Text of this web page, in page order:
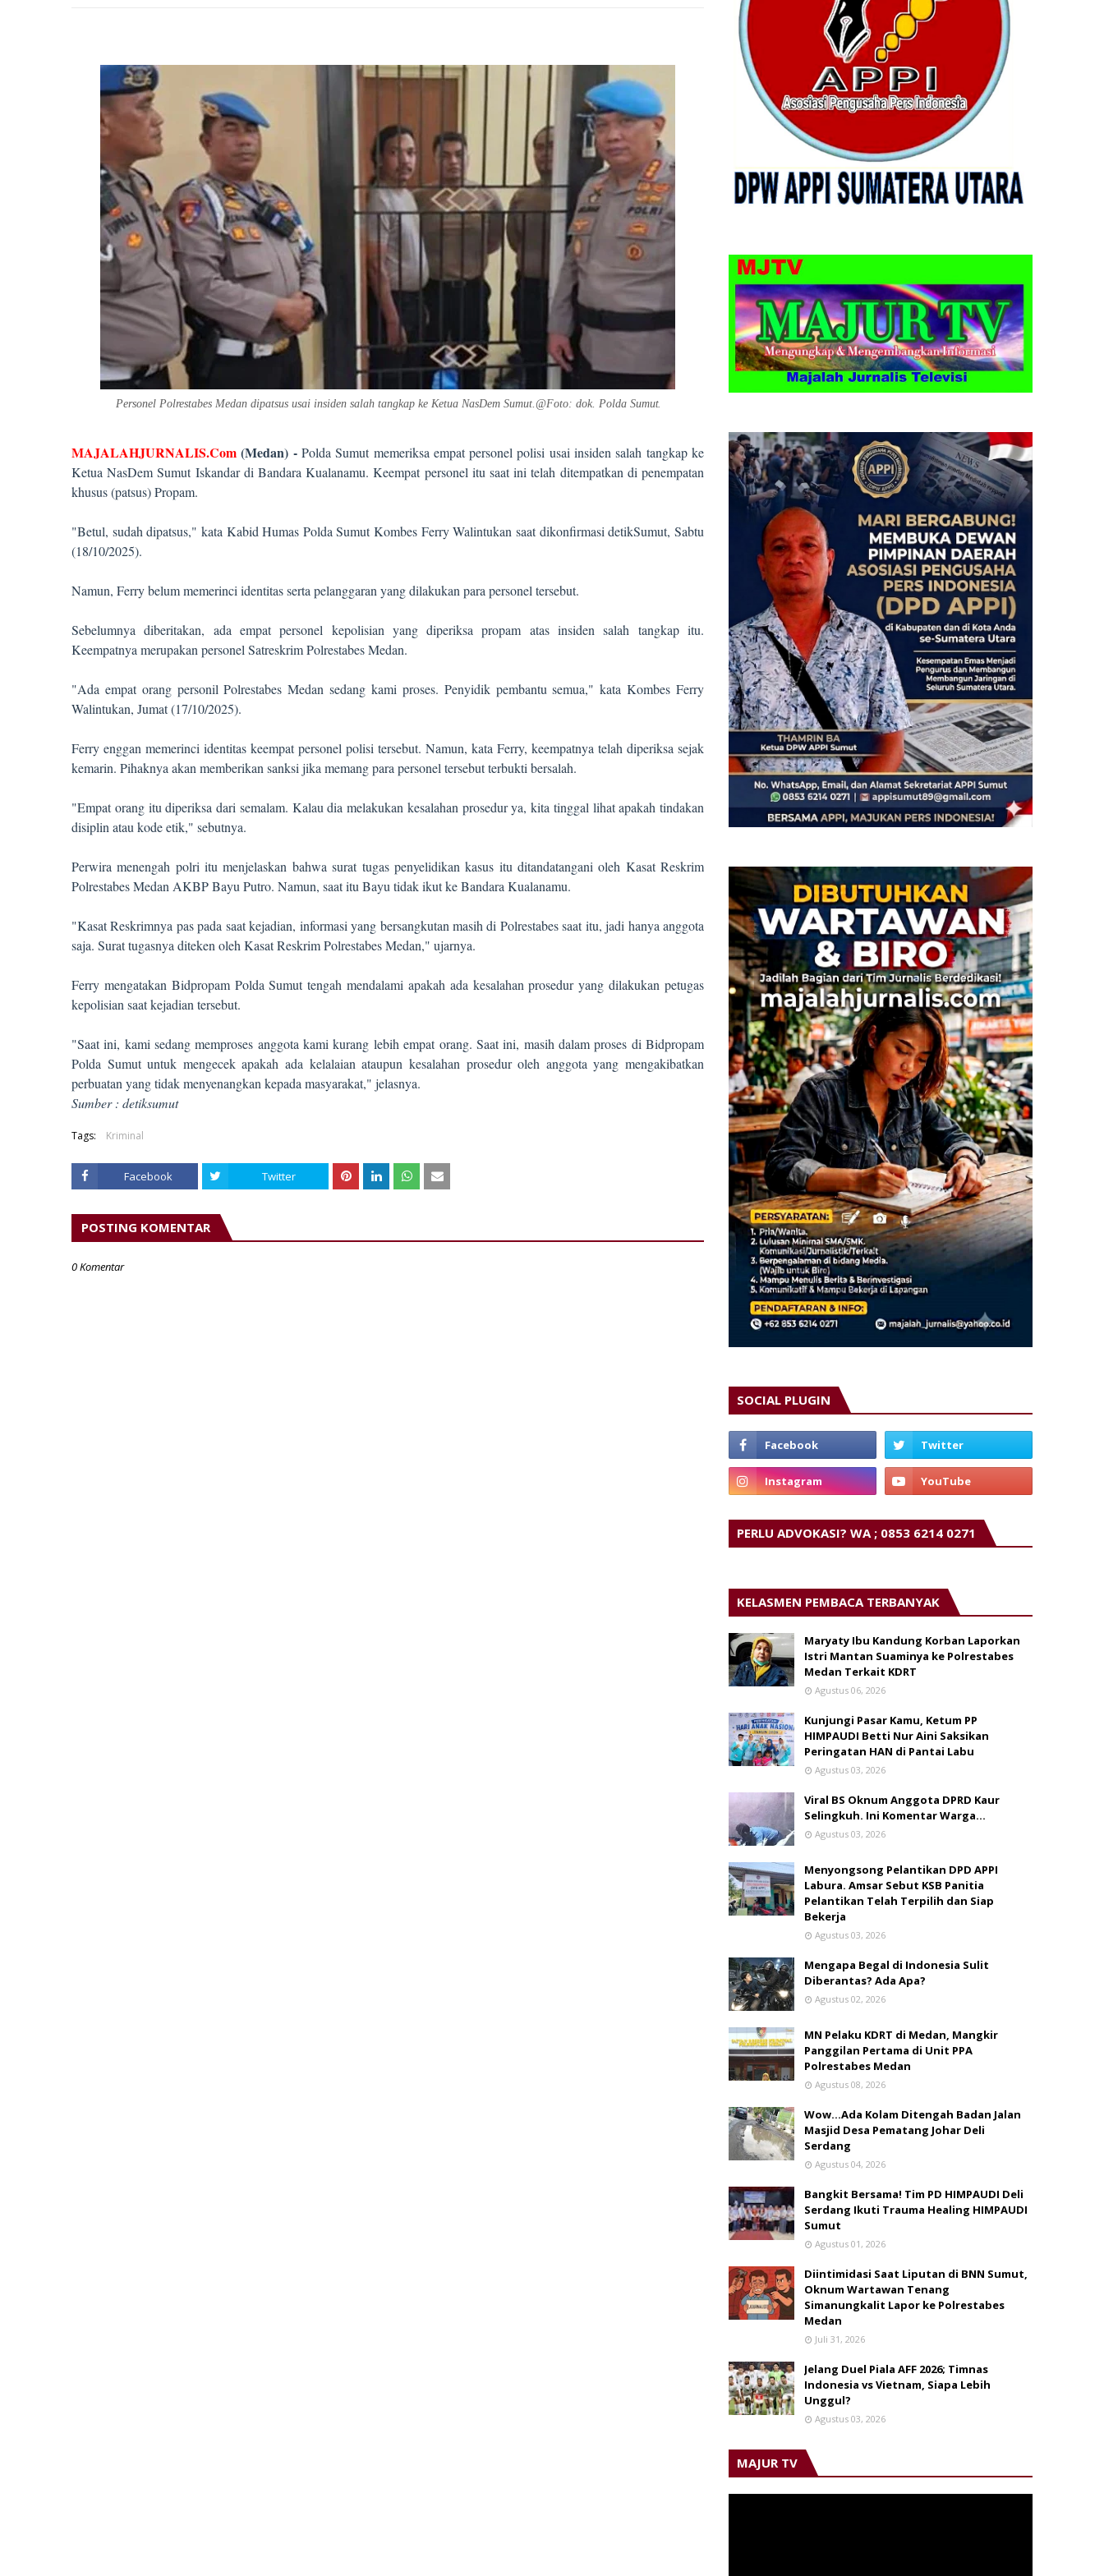
Personel Polrestabes Medan dipatsus usai insiden salah tangkap ke Ketua NasDem Sumut.@Foto: dok. Polda Sumut.
MAJALAHJURNALIS.Com(Medan) -Polda Sumut memeriksa empat personel polisi usai insiden salah tangkap ke
Ketua NasDem Sumut Iskandar di Bandara Kualanamu. Keempat personel itu saat ini telah ditempatkan di penempatan
khusus (patsus) Propam.
"Betul, sudah dipatsus," kata Kabid Humas Polda Sumut Kombes Ferry Walintukan saat dikonfirmasi detikSumut, Sabtu
(18/10/2025).
Namun, Ferry belum memerinci identitas serta pelanggaran yang dilakukan para personel tersebut.
Sebelumnya diberitakan, ada empat personel kepolisian yang diperiksa propam atas insiden salah tangkap itu.
Keempatnya merupakan personel Satreskrim Polrestabes Medan.
"Ada empat orang personil Polrestabes Medan sedang kami proses. Penyidik pembantu semua," kata Kombes Ferry
Walintukan, Jumat (17/10/2025).
Ferry enggan memerinci identitas keempat personel polisi tersebut. Namun, kata Ferry, keempatnya telah diperiksa sejak
kemarin. Pihaknya akan memberikan sanksi jika memang para personel tersebut terbukti bersalah.
"Empat orang itu diperiksa dari semalam. Kalau dia melakukan kesalahan prosedur ya, kita tinggal lihat apakah tindakan
disiplin atau kode etik," sebutnya.
Perwira menengah polri itu menjelaskan bahwa surat tugas penyelidikan kasus itu ditandatangani oleh Kasat Reskrim
Polrestabes Medan AKBP Bayu Putro. Namun, saat itu Bayu tidak ikut ke Bandara Kualanamu.
"Kasat Reskrimnya pas pada saat kejadian, informasi yang bersangkutan masih di Polrestabes saat itu, jadi hanya anggota
saja. Surat tugasnya diteken oleh Kasat Reskrim Polrestabes Medan," ujarnya.
Ferry mengatakan Bidpropam Polda Sumut tengah mendalami apakah ada kesalahan prosedur yang dilakukan petugas
kepolisian saat kejadian tersebut.
"Saat ini, kami sedang memproses anggota kami kurang lebih empat orang. Saat ini, masih dalam proses di Bidpropam
Polda Sumut untuk mengecek apakah ada kelalaian ataupun kesalahan prosedur oleh anggota yang mengakibatkan
perbuatan yang tidak menyenangkan kepada masyarakat," jelasnya.
Sumber : detiksumut
Tags: Kriminal
Facebook Twitter
POSTING KOMENTAR
0 Komentar
SOCIAL PLUGIN
PERLU ADVOKASI? WA ; 0853 6214 0271
KELASMEN PEMBACA TERBANYAK
Maryaty Ibu Kandung Korban Laporkan
Istri Mantan Suaminya ke Polrestabes
Medan Terkait KDRT
Agustus 06, 2026
Kunjungi Pasar Kamu, Ketum PP
HIMPAUDI Betti Nur Aini Saksikan
Peringatan HAN di Pantai Labu
Agustus 03, 2026
Viral BS Oknum Anggota DPRD Kaur
Selingkuh. Ini Komentar Warga…
Agustus 03, 2026
Menyongsong Pelantikan DPD APPI
Labura. Amsar Sebut KSB Panitia
Pelantikan Telah Terpilih dan Siap
Bekerja
Agustus 03, 2026
Mengapa Begal di Indonesia Sulit
Diberantas? Ada Apa?
Agustus 02, 2026
MN Pelaku KDRT di Medan, Mangkir
Panggilan Pertama di Unit PPA
Polrestabes Medan
Agustus 08, 2026
Wow...Ada Kolam Ditengah Badan Jalan
Masjid Desa Pematang Johar Deli
Serdang
Agustus 04, 2026
Bangkit Bersama! Tim PD HIMPAUDI Deli
Serdang Ikuti Trauma Healing HIMPAUDI
Sumut
Agustus 01, 2026
Diintimidasi Saat Liputan di BNN Sumut,
Oknum Wartawan Tenang
Simanungkalit Lapor ke Polrestabes
Medan
Juli 31, 2026
Jelang Duel Piala AFF 2026; Timnas
Indonesia vs Vietnam, Siapa Lebih
Unggul?
Agustus 03, 2026
MAJUR TV